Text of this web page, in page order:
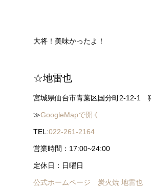
大将！美味かったよ！
☆地雷也
宮城県仙台市青葉区国分町2-12-1
≫GoogleMapで開く
TEL:022-261-2164
営業時間：17:00~24:00
定休日：日曜日
公式ホームページ 炭火焼 地雷也